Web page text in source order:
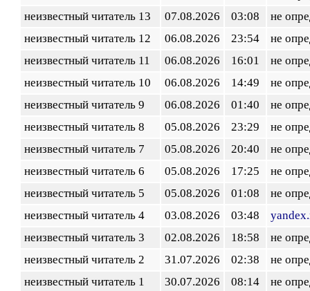
неизвестный читатель 13
07.08.2026 03:08
не
неизвестный читатель 12
06.08.2026 23:54
не
неизвестный читатель 11
06.08.2026 16:01
не
неизвестный читатель 10
06.08.2026 14:49
не
неизвестный читатель 9
06.08.2026 01:40
не
неизвестный читатель 8
05.08.2026 23:29
не
неизвестный читатель 7
05.08.2026 20:40
не
неизвестный читатель 6
05.08.2026 17:25
не
неизвестный читатель 5
05.08.2026 01:08
не
неизвестный читатель 4
03.08.2026 03:48
неизвестный читатель 3
02.08.2026 18:58
не
неизвестный читатель 2
31.07.2026 02:38
не
неизвестный читатель 1
30.07.2026 08:14 не